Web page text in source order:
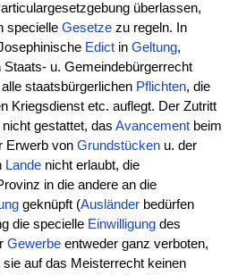
überlassen,
specielle Gesetzezu regeln. In
Edict in Geltung,
u. Gemeindebürgerrecht
staatsbürgerlichen Pflichten, die
Kriegsdienst etc. auflegt. Der Zutritt
gestattet, das Avancementbeim
Erwerb von Grundstückenu. der
Landenicht erlaubt, die
in die andere an die
geknüpft (Ausländerbedürfen
die specielle Einwilligungdes
Gewerbeentweder ganz verboten,
auf das Meisterrecht keinen